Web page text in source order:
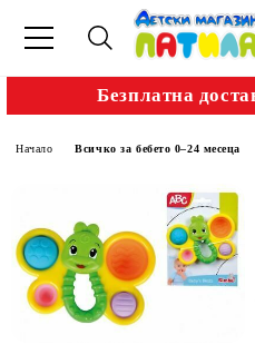
Безплатна
Начало Всичко за бебето 0–24 месеца